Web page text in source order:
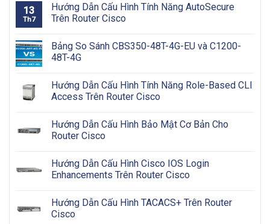
13
Th7
Hướng Dẫn Cấu Hình Tính Năng AutoSecure
Trên Router Cisco
Bảng So Sánh CBS350-48T-4G-EU và C1200-
48T-4G
Hướng Dẫn Cấu Hình Tính Năng Role-Based CLI
Access Trên Router Cisco
Hướng Dẫn Cấu Hình Bảo Mật Cơ Bản Cho
Router Cisco
Hướng Dẫn Cấu Hình Cisco IOS Login
Enhancements Trên Router Cisco
Hướng Dẫn Cấu Hình TACACS+ Trên Router
Cisco